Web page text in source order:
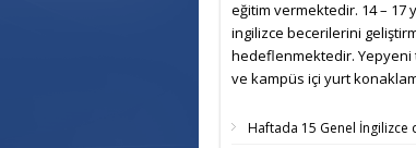
eğitim vermektedir. 14 – 17
ingilizce becerilerini
hedeflenmektedir. Yepyeni
ve kampüs içi yurt
Haftada 15 Genel İngilizce